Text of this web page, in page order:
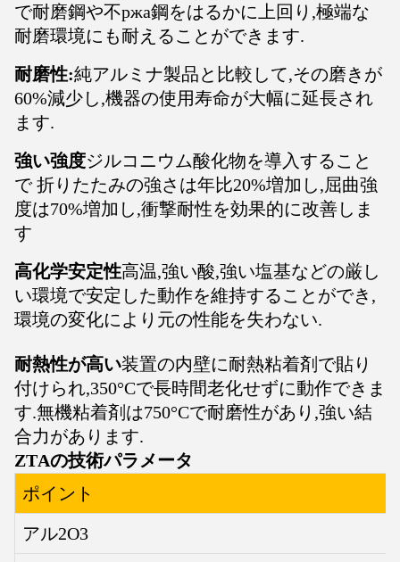
で耐磨鋼や不ржа鋼をはるかに上回り,極端な
耐磨環境にも耐えることができます.
耐磨性:純アルミナ製品と比較して,その磨きが
60%減少し,機器の使用寿命が大幅に延長され
ます.
強い強度ジルコニウム酸化物を導入すること
で 折りたたみの強さは年比20%増加し,屈曲強
度は70%増加し,衝撃耐性を効果的に改善しま
す
高化学安定性高温,強い酸,強い塩基などの厳し
い環境で安定した動作を維持することができ,
環境の変化により元の性能を失わない.
耐熱性が高い装置の内壁に耐熱粘着剤で貼り
付けられ,350°Cで長時間老化せずに動作できま
す.無機粘着剤は750°Cで耐磨性があり,強い結
合力があります.
ZTAの技術パラメータ
ポイント
アル2O3